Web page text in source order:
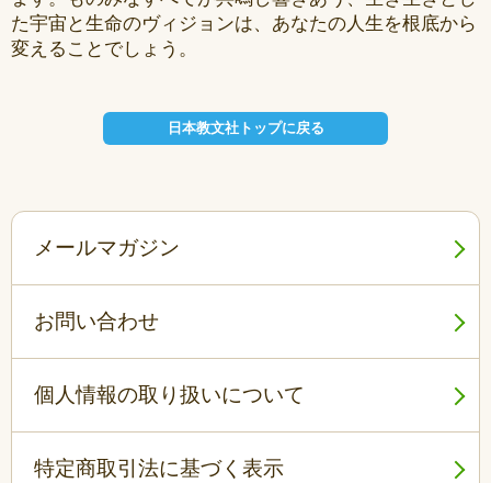
た宇宙と生命のヴィジョンは、あなたの人生を根底から
変えることでしょう。
日本教文社トップに戻る
メールマガジン
お問い合わせ
個人情報の取り扱いについて
特定商取引法に基づく表示